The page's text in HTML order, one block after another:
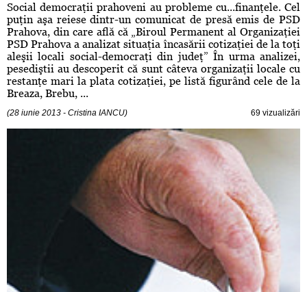
Social democraţii prahoveni au probleme cu...finanţele. Cel
puţin aşa reiese dintr-un comunicat de presă emis de PSD
Prahova, din care află că „Biroul Permanent al Organizaţiei
PSD Prahova a analizat situaţia încasării cotizaţiei de la toţi
aleşii locali social-democraţi din judeţ” În urma analizei,
pesediştii au descoperit că sunt câteva organizaţii locale cu
restanţe mari la plata cotizaţiei, pe listă figurând cele de la
Breaza, Brebu, ...
(28 iunie 2013 - Cristina IANCU) 69 vizualizări